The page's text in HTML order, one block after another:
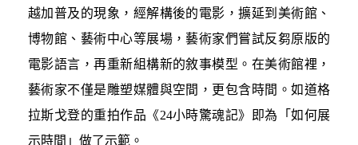
越加普及的現象，經解構後的電影，擴延到美術館、
博物館、藝術中心等展場，藝術家們嘗試反芻原版的
電影語言，再重新組構新的敘事模型。在美術館裡，
藝術家不僅是雕塑媒體與空間，更包含時間。如道格
拉斯戈登的重拍作品《24小時驚魂記》即為「如何展
示時間」做了示範。